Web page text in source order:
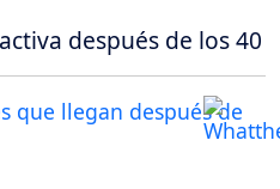
después de los 40